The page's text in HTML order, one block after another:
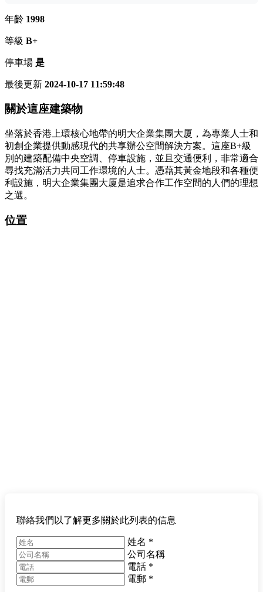
年齡 1998
等級 B+
停車場 是
最後更新 2024-10-17 11:59:48
關於這座建築物
坐落於香港上環核心地帶的明大企業集團大厦，為專業人士和
初創企業提供動感現代的共享辦公空間解決方案。這座B+級
別的建築配備中央空調、停車設施，並且交通便利，非常適合
尋找充滿活力共同工作環境的人士。憑藉其黃金地段和各種便
利設施，明大企業集團大厦是追求合作工作空間的人們的理想
之選。
位置
聯絡我們以了解更多關於此列表的信息
姓名 *
公司名稱
電話 *
電郵 *